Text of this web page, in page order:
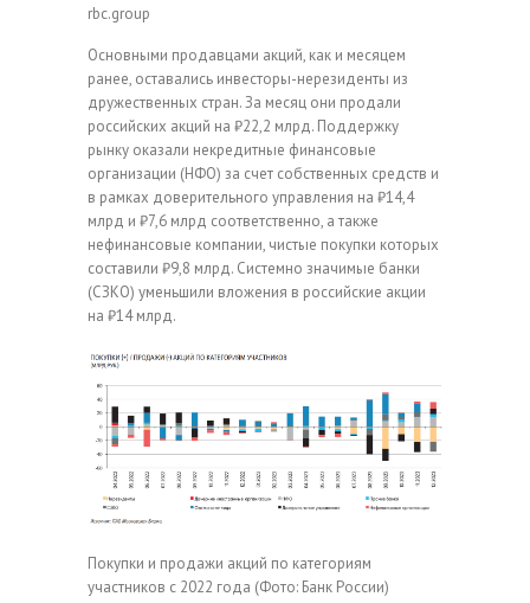
rbc.group
Основными продавцами акций, как и месяцем
ранее, оставались инвесторы-нерезиденты из
дружественных стран. За месяц они продали
российских акций на ₽22,2 млрд. Поддержку
рынку оказали некредитные финансовые
организации (НФО) за счет собственных средств и
в рамках доверительного управления на ₽14,4
млрд и ₽7,6 млрд соответственно, а также
нефинансовые компании, чистые покупки которых
составили ₽9,8 млрд. Системно значимые банки
(СЗКО) уменьшили вложения в российские акции
на ₽14 млрд.
Покупки и продажи акций по категориям
участников с 2022 года (Фото: Банк России)